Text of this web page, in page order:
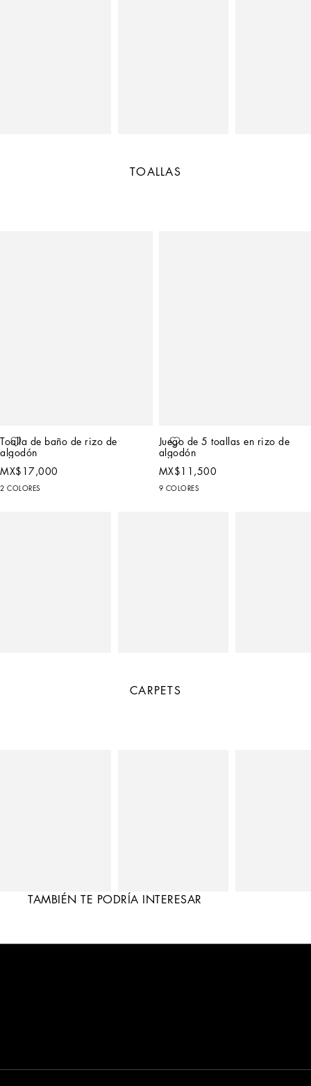
TOALLAS
Toalla de baño de rizo de
algodón
MX$17,000
2 COLORES
Juego de 5 toallas en rizo de
algodón
MX$11,500
9 COLORES
CARPETS
TAMBIÉN TE PODRÍA INTERESAR